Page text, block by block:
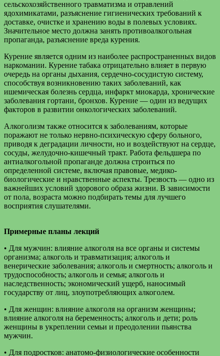
сельскохозяйственного травматизма и отравлений
ядохимикатами, разъяснение гигиенических требований к
доставке, очистке и хранению воды в полевых условиях.
Значительное место должна занять противоалкогольная
пропаганда, разъяснение вреда курения.
Курение является одним из наиболее распространенных видов
наркомании. Курение табака отрицательно влияет в первую
очередь на органы дыхания, сердечно-сосудистую систему,
способствуя возникновению таких заболеваний, как
ишемическая болезнь сердца, инфаркт миокарда, хронические
заболевания гортани, бронхов. Курение — один из ведущих
факторов в развитии онкологических заболеваний.
Алкоголизм также относится к заболеваниям, которые
поражают не только нервно-психическую сферу больного,
приводя к деградации личности, но и воздействуют на сердце,
сосуды, желудочно-кишечный тракт. Работа фельдшера по
антиалкогольной пропаганде должна строиться по
определенной системе, включая правовые, медико-
биологические и нравственные аспекты. Трезвость — одно из
важнейших условий здорового образа жизни. В зависимости
от пола, возраста можно подбирать темы для лучшего
восприятия слушателями.
Примерные планы лекций
• Для мужчин: влияние алкоголя на все органы и системы
организма; алкоголь и травматизация; алкоголь и
венерические заболевания; алкоголь и смертность; алкоголь и
трудоспособность; алкоголь и семья; алкоголь и
наследственность; экономический ущерб, наносимый
государству от лиц, злоупотребляющих алкоголем.
• Для женщин: влияние алкоголя на организм женщины;
влияние алкоголя на беременность; алкоголь и дети; роль
женщины в укреплении семьи и преодолении пьянства
мужчин.
• Для подростков: анатомо-физиологические особенности